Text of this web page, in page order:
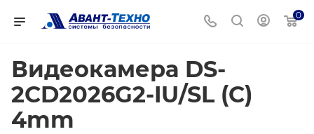
0
Видеокамера DS-
2CD2026G2-IU/SL (C)
4mm